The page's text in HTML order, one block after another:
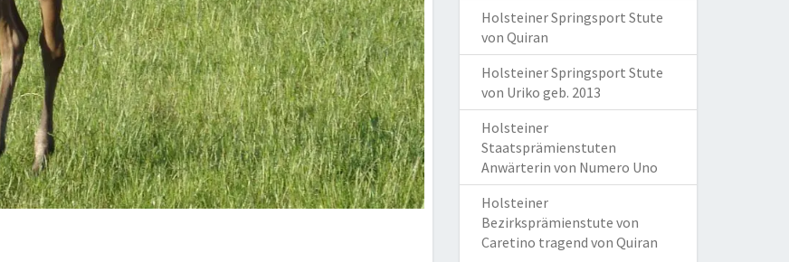
Holsteiner Springsport Stute
von Quiran
Holsteiner Springsport Stute
von Uriko geb. 2013
Holsteiner
Staatsprämienstuten
Anwärterin von Numero Uno
Holsteiner
Bezirksprämienstute von
Caretino tragend von Quiran